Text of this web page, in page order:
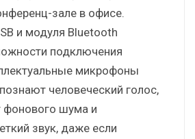
зале в офисе.
и модуля Bluetooth
подключения
микрофоны
человеческий голос,
фонового шума и
звук, даже если